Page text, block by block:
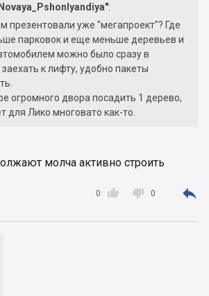
:
презентовали уже "мегапроект"? Где
парковок и еще меньше деревьев и
можно было сразу в
к лифту, удобно пакеты
огромного двора посадить 1 дерево,
для Лико многовато как-то.
молча активно строить

0  0 